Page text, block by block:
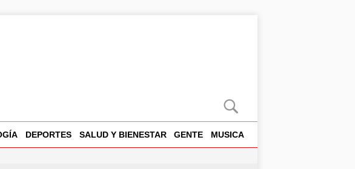
DEPORTES SALUD Y BIENESTAR GENTE MUSICA